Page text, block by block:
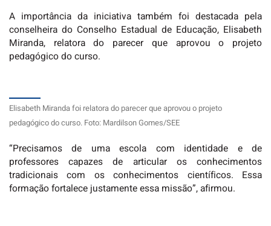
A importância da iniciativa também foi destacada pela
conselheira do Conselho Estadual de Educação, Elisabeth
Miranda, relatora do parecer que aprovou o projeto
pedagógico do curso.
Elisabeth Miranda foi relatora do parecer que aprovou o projeto
pedagógico do curso. Foto: Mardilson Gomes/SEE
“Precisamos de uma escola com identidade e de
professores capazes de articular os conhecimentos
tradicionais com os conhecimentos científicos. Essa
formação fortalece justamente essa missão”, afirmou.